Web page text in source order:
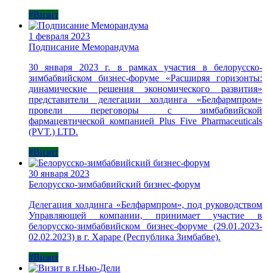
#Визит
1 февраля 2023
Подписание Меморандума
30 января 2023 г. в рамках участия в белорусско-
зимбабвийском бизнес-форуме «Расширяя горизонты:
динамические решения экономического развития»
представители делегации холдинга «Белфармпром»
провели переговоры с зимбабвийской
фармацевтической компанией Plus Five Pharmaceuticals
(PVT.) LTD.
#Визит
30 января 2023
Белорусско-зимбабвийский бизнес-форум
Делегация холдинга «Белфармпром», под руководством
Управляющей компании, принимает участие в
белорусско-зимбабвийском бизнес-форуме (29.01.2023-
02.02.2023) в г. Хараре (Республика Зимбабве).
#Визит